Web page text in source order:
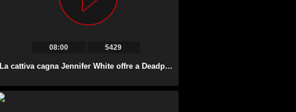
08:00 5429
La cattiva cagna Jennifer White offre a Deadpool un bel pompino.